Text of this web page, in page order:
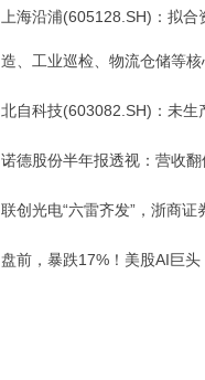
上海沿浦(605128.SH)：拟
造、工业巡检、物流仓储等
北自科技(603082.SH)：未生
诺德股份半年报透视：营收
联创光电“六雷齐发”，浙商
盘前，暴跌17%！美股AI巨